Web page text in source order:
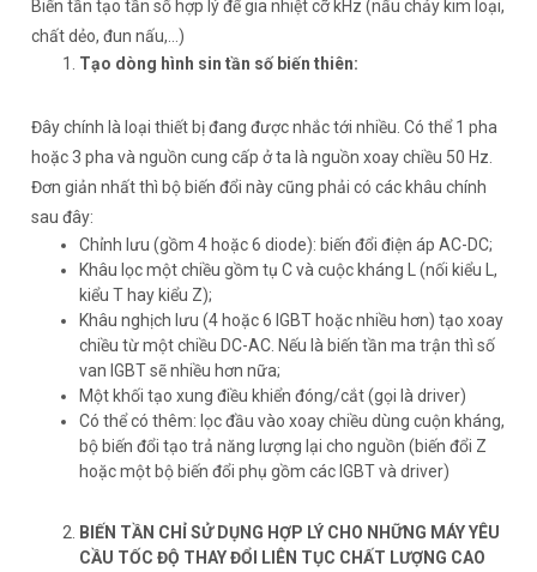
Biến tần tạo tần số hợp lý để gia nhiệt cỡ kHz (nấu chảy kim loại,
chất dẻo, đun nấu,…)
Tạo dòng hình sin tần số biến thiên:
Đây chính là loại thiết bị đang được nhắc tới nhiều. Có thể 1 pha
hoặc 3 pha và nguồn cung cấp ở ta là nguồn xoay chiều 50 Hz.
Đơn giản nhất thì bộ biến đổi này cũng phải có các khâu chính
sau đây:
Chỉnh lưu (gồm 4 hoặc 6 diode): biến đổi điện áp AC-DC;
Khâu lọc một chiều gồm tụ C và cuộc kháng L (nối kiểu L,
kiểu T hay kiểu Z);
Khâu nghịch lưu (4 hoặc 6 IGBT hoặc nhiều hơn) tạo xoay
chiều từ một chiều DC-AC. Nếu là biến tần ma trận thì số
van IGBT sẽ nhiều hơn nữa;
Một khối tạo xung điều khiển đóng/cắt (gọi là driver)
Có thể có thêm: lọc đầu vào xoay chiều dùng cuộn kháng,
bộ biến đổi tạo trả năng lượng lại cho nguồn (biến đổi Z
hoặc một bộ biến đổi phụ gồm các IGBT và driver)
BIẾN TẦN CHỈ SỬ DỤNG HỢP LÝ CHO NHỮNG MÁY YÊU
CẦU TỐC ĐỘ THAY ĐỔI LIÊN TỤC CHẤT LƯỢNG CAO